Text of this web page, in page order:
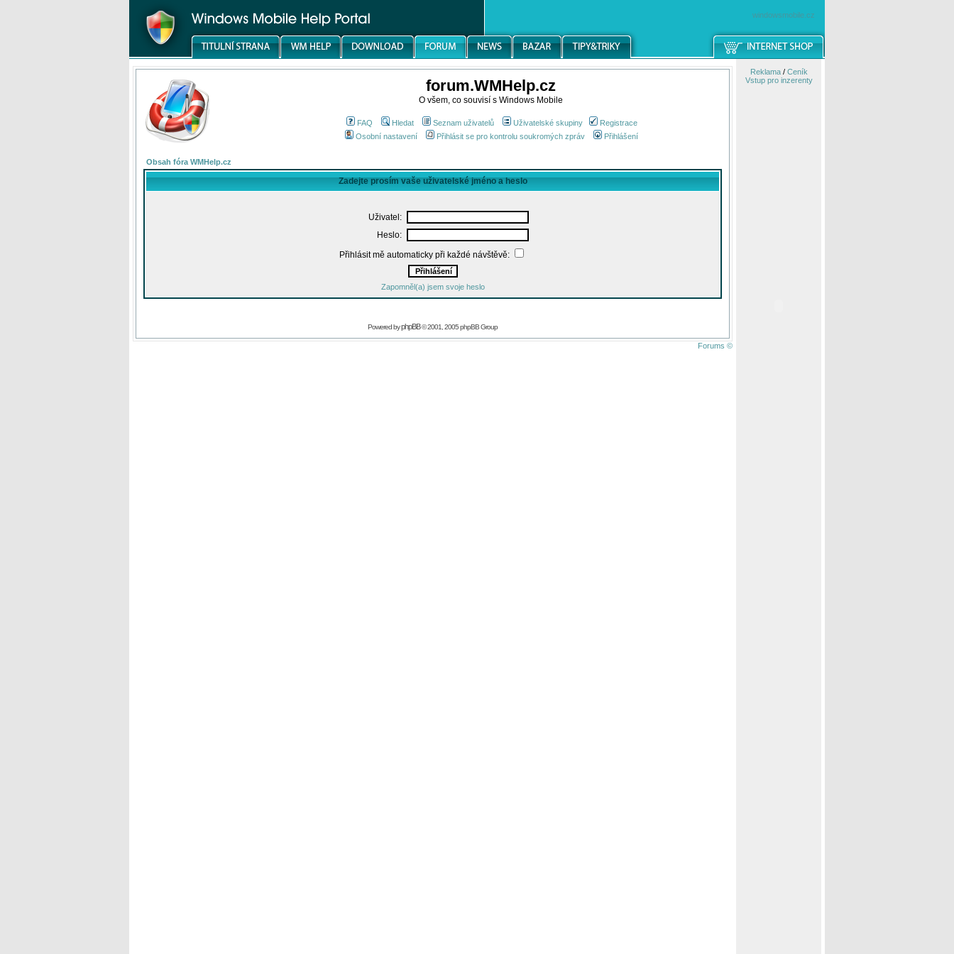
windowsmobile.cz
forum.WMHelp.cz
O všem, co souvisí s Windows Mobile
FAQ Hledat Seznam uživatelů Uživatelské skupiny
Registrace
Osobní nastavení
Přihlásit se pro kontrolu soukromých zpráv Přihlášení
Obsah fóra WMHelp.cz
Zadejte prosím vaše uživatelské jméno a heslo
Uživatel:
Heslo:
Přihlásit mě automaticky při každé návštěvě:
Zapomněl(a) jsem svoje heslo
Powered byphpBB© 2001, 2005 phpBB Group
Forums ©
Reklama/ Ceník
Vstup pro inzerenty